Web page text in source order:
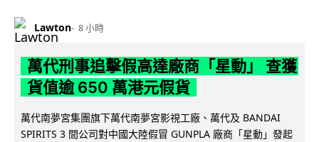
Lawton 8 小時
萬代刑事追擊假高達廠商「星動」 查獲
貨值逾 650 萬港元假貨
萬代南夢宮集團旗下萬代南夢宮影視工廠、萬代及 BANDAI
SPIRITS 3 間公司對中國大陸假冒 GUNPLA 廠商「星動」發起